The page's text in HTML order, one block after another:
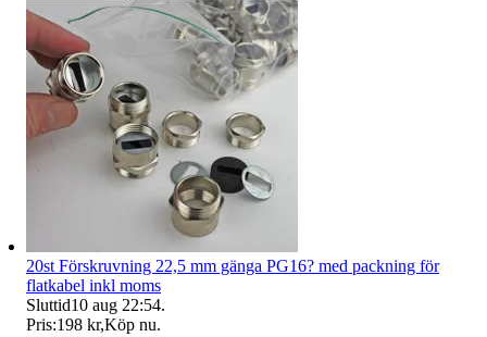
20st Förskruvning 22,5 mm gänga PG16? med packning för
flatkabel inkl moms
Sluttid10 aug 22:54.
Pris:198 kr,Köp nu.